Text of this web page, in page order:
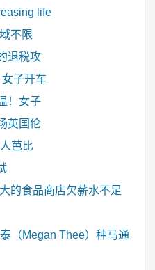
life
不限
退税攻
子开车
！女子
英国伦
芭比
的食品商店欠薪水不足
（Megan Thee）种马通